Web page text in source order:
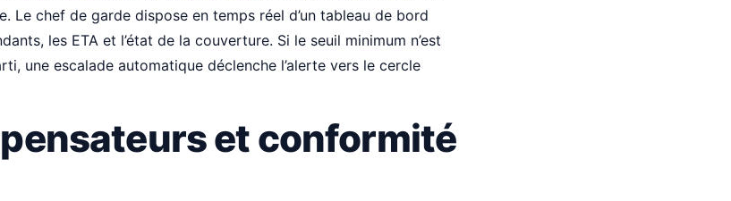
Le chef de garde dispose en temps réel d’un tableau de bord
les ETA et l’état de la couverture. Si le seuil minimum n’est
une escalade automatique déclenche l’alerte vers le cercle
et conformité